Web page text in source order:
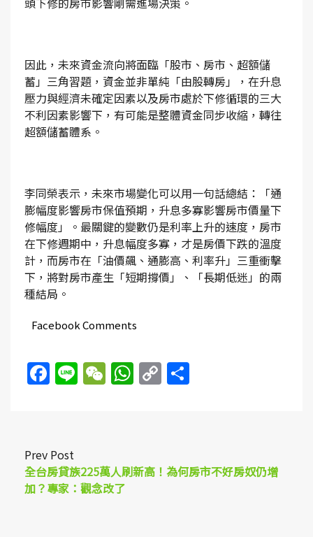
因此，未來資金流向將面臨「股市、房市、超額儲
蓄」三角習題，資金並非單純「由股轉房」，在升息
壓力與經濟未確定因素以及房市處於下修循環的三大
不利因素影響下，有可能是整體資金同步收縮，轉往
超額儲蓄體系。
李同榮表示，未來市場變化可以用一句話總結：「通
膨幅度影響房市保值預期，升息多寡影響房市價量下
修幅度」。最關鍵的變數仍是利率上升的速度，房市
在下修週期中，升息幅度多寡，才是房價下跌的溫度
計，而房市在「油價飆、通膨高、利率升」三重衝擊
下，將對房市產生「短期撐價」、「長期低迷」的兩
種結局。
Facebook Comments
Facebook
LineWeChat
WhatsApp
Copy
Prev Post
全台房貸族225萬人刷新高！為何房市不好房奴仍增
加？專家：觀念改了